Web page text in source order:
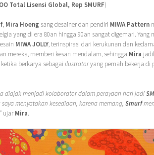
Total Lisensi Global, Rep SMURF)
, Mira Hoeng sang desainer dan pendiri MIWA Pattern
yang di era 80an hingga 90an sangat digemari. Yang
MIWA JOLLY, terinspirasi dari kerukunan dan
mereka, memberi kesan mendalam, sehingga Mira
berkarya sebagai ilustratoryang pernah bekerja di
diajak menjadi kolaborator dalam perayaan hari jadi
menyatakan kesediaan, karena memang, Smurf
ujar Mira.